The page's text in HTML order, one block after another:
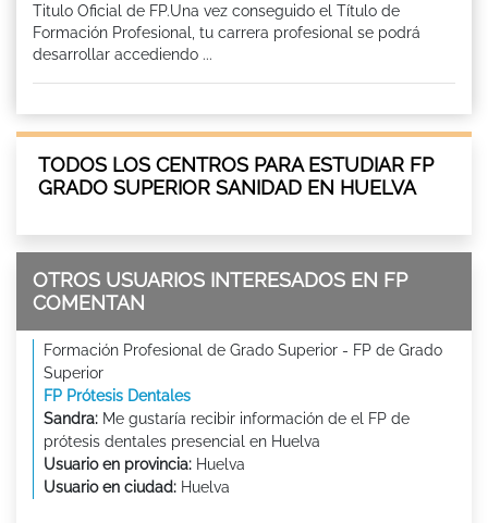
Titulo Oficial de FP.Una vez conseguido el Título de
Formación Profesional, tu carrera profesional se podrá
desarrollar accediendo ...
TODOS LOS CENTROS PARA ESTUDIAR FP
GRADO SUPERIOR SANIDAD EN HUELVA
OTROS USUARIOS INTERESADOS EN FP
COMENTAN
Formación Profesional de Grado Superior - FP de Grado
Superior
FP Prótesis Dentales
Sandra: Me gustaría recibir información de el FP de
prótesis dentales presencial en Huelva
Usuario en provincia: Huelva
Usuario en ciudad: Huelva